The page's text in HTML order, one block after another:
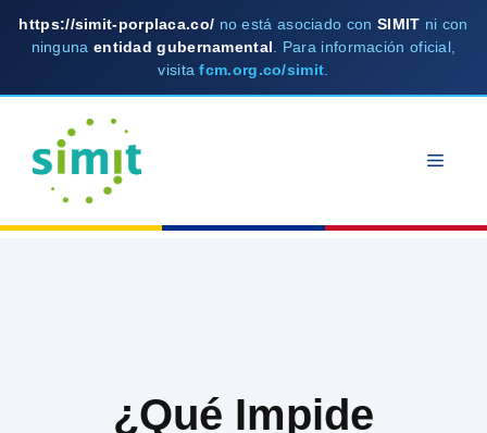
https://simit-porplaca.co/ no está asociado con SIMIT ni con
ninguna entidad gubernamental . Para información oficial,
visitafcm.org.co/simit
content
¿Qué Impide